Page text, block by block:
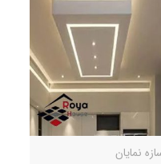
نمایان